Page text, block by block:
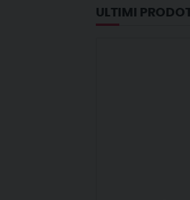
ULTIMI